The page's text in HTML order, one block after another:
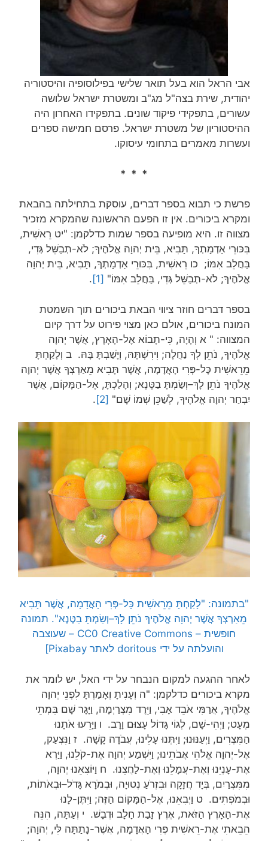
אבי הראל הוא בעל תואר שלישי בפילוסופיה והיסטוריה
יהודית, שירת בצה"ל מג"ב ומשטרת ישראל שלושה
עשורים, בתפקידי פיקוד שונים. בתפקידו האחרון היה
ההיסטוריון של משטרת ישראל. פרסם חמישה ספרים
ועשרות מאמרים בתחומי עיסוקו.
* * *
פרשת כי תבוא בספר דברים, עוסקת בתחילתה בהבאת
ומקרא ביכורים. אין זו הפעם הראשונה שהמקרא מזכיר
מצווה זו. היא מופיעה בספר שמות כדלקמן: "יט רֵאשִׁית,
בִּכּוּרֵי אַדְמָתְךָ, תָּבִיא, בֵּית יְהוָה אֱלֹהֶיךָ; לֹא-תְבַשֵּׁל גְּדִי,
בַּחֲלֵב אִמּוֹ; כו רֵאשִׁית, בִּכּוּרֵי אַדְמָתְךָ, תָּבִיא, בֵּית יְהוָה
אֱלֹהֶיךָ; לֹא-תְבַשֵּׁל גְּדִי, בַּחֲלֵב אִמּוֹ" [1]
.
בספר דברים חוזר ציווי הבאת ביכורים תוך השמטת
המונח ביכורים, אולם כאן מצוי פירוט על דרך קיום
המצווה: " א וְהָיָה, כִּי-תָבוֹא אֶל-הָאָרֶץ, אֲשֶׁר יְהוָה
אֱלֹהֶיךָ, נֹתֵן לְךָ נַחֲלָה; וִירִשְׁתָּהּ, וְיָשַׁבְתָּ בָּהּ. ב וְלָקַחְתָּ
מֵרֵאשִׁית כָּל-פְּרִי הָאֲדָמָה, אֲשֶׁר תָּבִיא מֵאַרְצְךָ אֲשֶׁר יְהוָה
אֱלֹהֶיךָ נֹתֵן לָךְ–וְשַׂמְתָּ בַטֶּנֶא; וְהָלַכְתָּ, אֶל-הַמָּקוֹם, אֲשֶׁר
יִבְחַר יְהוָה אֱלֹהֶיךָ, לְשַׁכֵּן שְׁמוֹ שָׁם" [2]
.
"בתמונה: "לָקַחְתָּ מֵרֵאשִׁית כָּל-פְּרִי הָאֲדָמָה, אֲשֶׁר תָּבִיא
מֵאַרְצְךָ אֲשֶׁר יְהוָה אֱלֹהֶיךָ נֹתֵן לָךְ–וְשַׂמְתָּ בַטֶּנֶא". תמונה
חופשית – CC0 Creative Commons – שעוצבה
והועלתה על ידי doritous לאתר Pixabay]
לאחר ההגעה למקום הנבחר על ידי האל, יש לומר את
מקרא ביכורים כדלקמן: "ה וְעָנִיתָ וְאָמַרְתָּ לִפְנֵי יְהוָה
אֱלֹהֶיךָ, אֲרַמִּי אֹבֵד אָבִי, וַיֵּרֶד מִצְרַיְמָה, וַיָּגָר שָׁם בִּמְתֵי
מְעָט; וַיְהִי-שָׁם, לְגוֹי גָּדוֹל עָצוּם וָרָב. ו וַיָּרֵעוּ אֹתָנוּ
הַמִּצְרִים, וַיְעַנּוּנוּ; וַיִּתְּנוּ עָלֵינוּ, עֲבֹדָה קָשָׁה. ז וַנִּצְעַק,
אֶל-יְהוָה אֱלֹהֵי אֲבֹתֵינוּ; וַיִּשְׁמַע יְהוָה אֶת-קֹלֵנוּ, וַיַּרְא
אֶת-עָנְיֵנוּ וְאֶת-עֲמָלֵנוּ וְאֶת-לַחֲצֵנוּ. ח וַיּוֹצִאֵנוּ יְהוָה,
מִמִּצְרַיִם, בְּיָד חֲזָקָה וּבִזְרֹעַ נְטוּיָה, וּבְמֹרָא גָּדֹל–וּבְאֹתוֹת,
וּבְמֹפְתִים. ט וַיְבִאֵנוּ, אֶל-הַמָּקוֹם הַזֶּה; וַיִּתֶּן-לָנוּ
אֶת-הָאָרֶץ הַזֹּאת, אֶרֶץ זָבַת חָלָב וּדְבָשׁ. י וְעַתָּה, הִנֵּה
הֵבֵאתִי אֶת-רֵאשִׁית פְּרִי הָאֲדָמָה, אֲשֶׁר-נָתַתָּה לִּי, יְהוָה;